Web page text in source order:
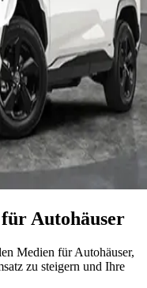
Autohäuser
Medien für Autohäuser,
zu steigern und Ihre